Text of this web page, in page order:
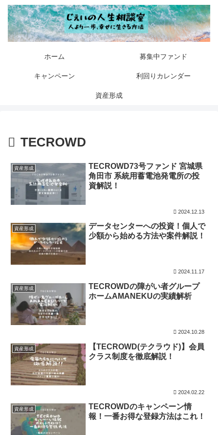
ホーム 募集中ファンド
キャンペーン 利回りカレンダー
資産形成
TECROWD
資産形成
TECROWD73号ファンド 宮城県
角田市 系統用蓄電池発電所の投
資解説！
2024.12.13
資産形成
データセンターへの投資！個人で
少額から始める方法や案件解説！
2024.11.17
資産形成
TECROWDの障がい者グループ
ホームAMANEKUの実績解析
2024.10.28
資産形成
【TECROWD(テクラウド)】会員
クラス制度を徹底解説！
2024.02.22
資産形成
TECROWDのキャンペーン情
報！一番お得な登録方法はこれ！